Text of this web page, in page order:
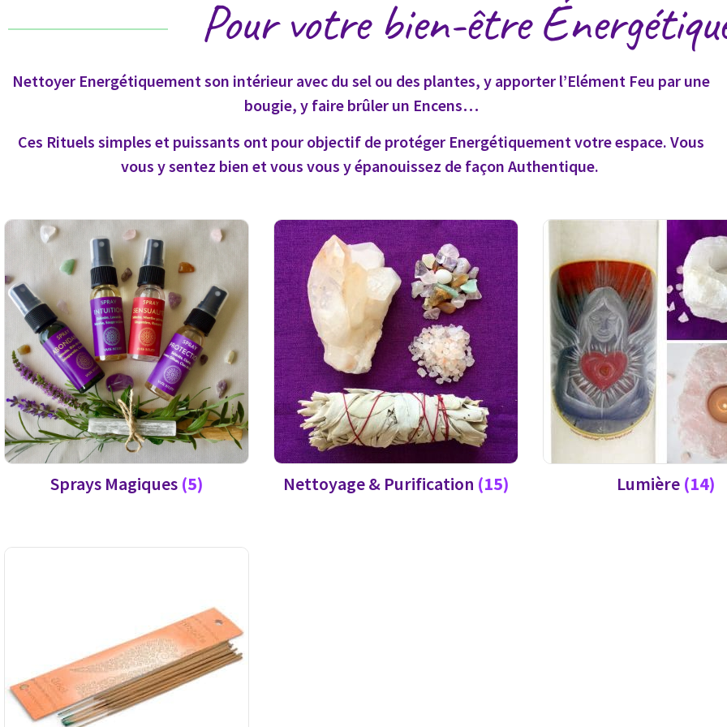
Pour votre bien-être
Nettoyer Energétiquement son intérieur avec du sel ou des plantes, y apporter l’Elément Feu par une
bougie, y faire brûler un Encens…
Ces Rituels simples et puissants ont pour objectif de protéger Energétiquement votre espace. Vous
vous y sentez bien et vous vous y épanouissez de façon Authentique.
Sprays Magiques (5) Nettoyage & Purification (15) Lumière (14)